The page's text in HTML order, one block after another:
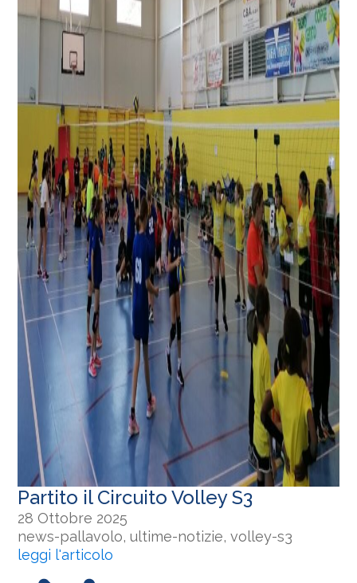
Partito il Circuito Volley S3
28 Ottobre 2025
news-pallavolo, ultime-notizie, volley-s3
leggi l'articolo